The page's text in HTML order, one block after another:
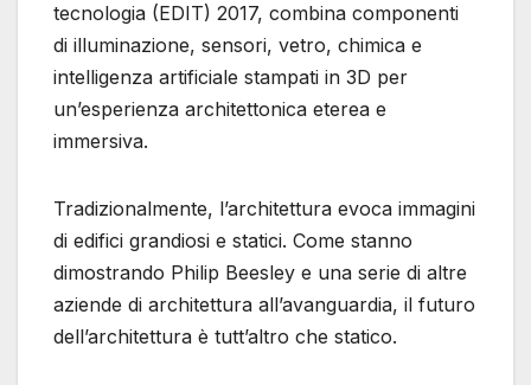
tecnologia (EDIT) 2017, combina componenti
di illuminazione, sensori, vetro, chimica e
intelligenza artificiale stampati in 3D per
un’esperienza architettonica eterea e
immersiva.
Tradizionalmente, l’architettura evoca immagini
di edifici grandiosi e statici. Come stanno
dimostrando Philip Beesley e una serie di altre
aziende di architettura all’avanguardia, il futuro
dell’architettura è tutt’altro che statico.